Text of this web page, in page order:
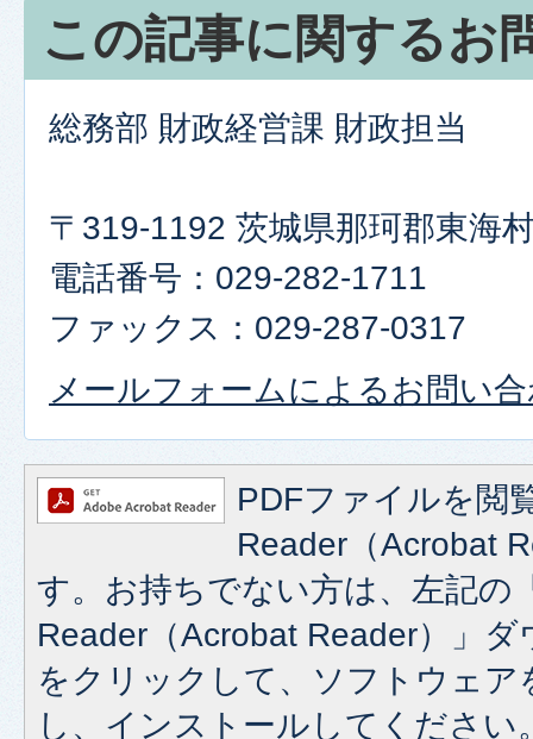
この記事に関するお
総務部 財政経営課 財政担当
〒319-1192 茨城県那珂郡東海
電話番号：029-282-1711
ファックス：029-287-0317
メールフォームによるお問い
PDFファイルを閲
Reader（Acrobat
す。お持ちでない方は、左記の
Reader（Acrobat Reader）」
をクリックして、ソフトウェア
し、インストールしてください